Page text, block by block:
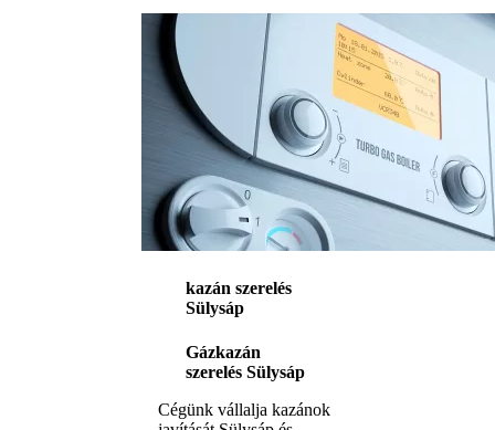
kazán szerelés
Sülysáp
Gázkazán
szerelés Sülysáp
Cégünk vállalja kazánok